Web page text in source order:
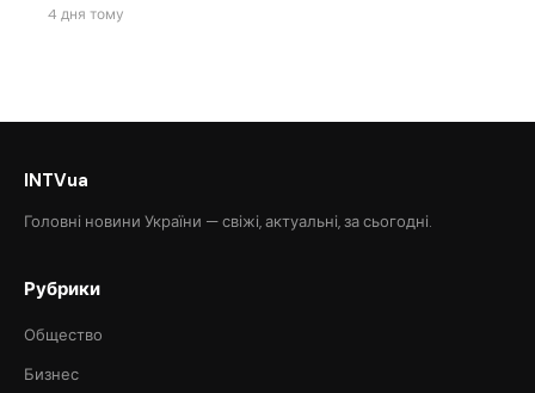
4 дня тому
INTVua
Головні новини України — свіжі, актуальні, за сьогодні.
Рубрики
Общество
Бизнес